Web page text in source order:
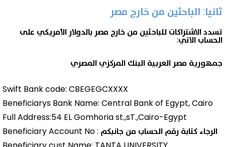
ثانيا: الباحثين من خارج مصر
تسدد الاشتراكات للباحثين من خارج مصر بالدولار الأمريكي على
الحساب الاتي:
جمهورية مصر العربية البنك المركزي المصري
Swift Bank code: CBEGEGCXXXX
Beneficiarys Bank Name: Central Bank of Egypt, Cairo
Full Address:54 EL Gomhoria st.,sT.,Cairo-Egypt
الرجاء كتابة رقم الحساب من جانبكم : Beneficiary Account No